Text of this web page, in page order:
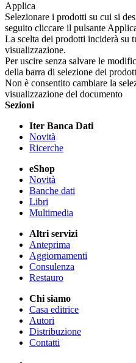
Applica
Selezionare i prodotti su cui si
seguito cliccare il pulsante
La scelta dei prodotti inciderà su
visualizzazione.
Per uscire senza salvare le
della barra di selezione dei
Non è consentito cambiare la
visualizzazione del documento
Sezioni
Iter Banca Dati
Novità
Ricerche
eShop
Novità
Banche dati
Libri
Multimedia
Altri servizi
Anteprima
Aggiornamenti
Consulenza
Restauro
Chi siamo
Casa editrice
Autori
Distribuzione
Contatti